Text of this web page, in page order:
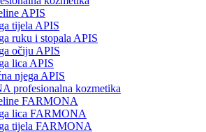
APIS
tijela APIS
ruku i stopala APIS
očiju APIS
lica APIS
njega APIS
profesionalna kozmetika
FARMONA
lica FARMONA
tijela FARMONA